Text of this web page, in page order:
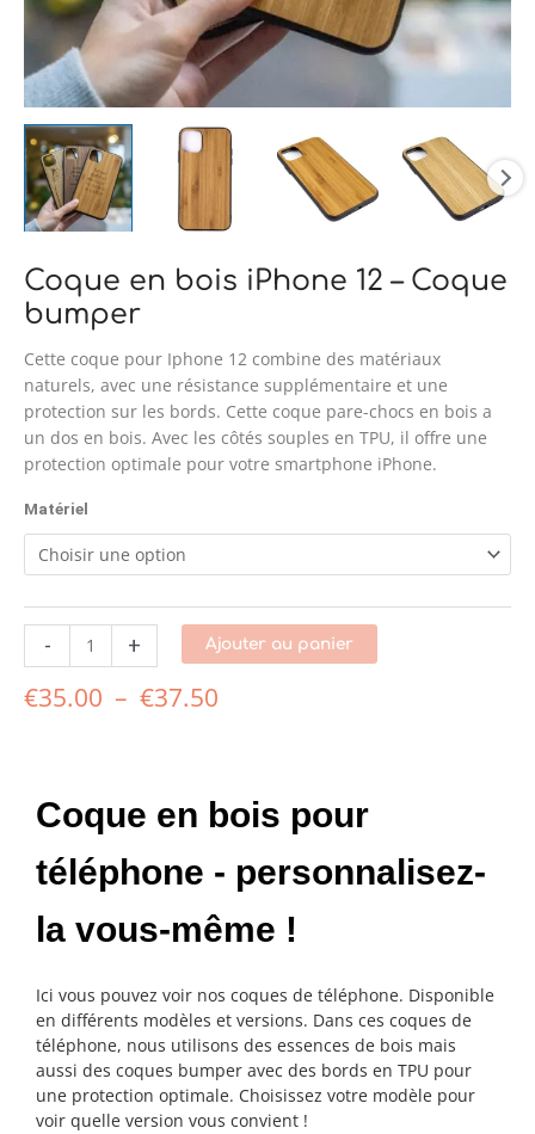
Coque en bois iPhone 12 – Coque
bumper
Cette coque pour Iphone 12 combine des matériaux
naturels, avec une résistance supplémentaire et une
protection sur les bords. Cette coque pare-chocs en bois a
un dos en bois. Avec les côtés souples en TPU, il offre une
protection optimale pour votre smartphone iPhone.
Matériel
- + Ajouter au panier
€35.00 – €37.50
Coque en bois pour
téléphone - personnalisez-
la vous-même !
Ici vous pouvez voir nos coques de téléphone. Disponible
en différents modèles et versions. Dans ces coques de
téléphone, nous utilisons des essences de bois mais
aussi des coques bumper avec des bords en TPU pour
une protection optimale. Choisissez votre modèle pour
voir quelle version vous convient !